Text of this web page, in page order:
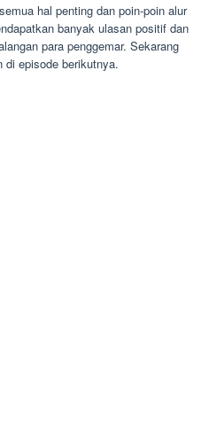
hal penting dan poin-poin alur
banyak ulasan positif dan
para penggemar. Sekarang
di episode berikutnya.